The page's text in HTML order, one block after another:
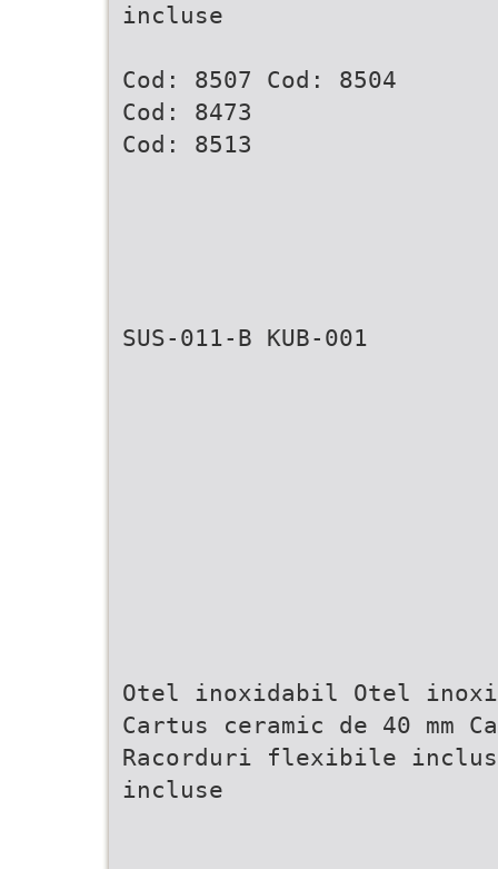
incluse
Cod: 8507 Cod: 8504
Cod: 8473
Cod: 8513
SUS-011-B KUB-001
Otel inoxidabil Otel
Cartus ceramic de 40 mm
Racorduri flexibile
incluse